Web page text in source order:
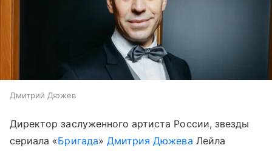
Дмитрий Дюжев
Директор заслуженного артиста России, звезды
сериала «Бригада» Дмитрия Дюжева Лейла